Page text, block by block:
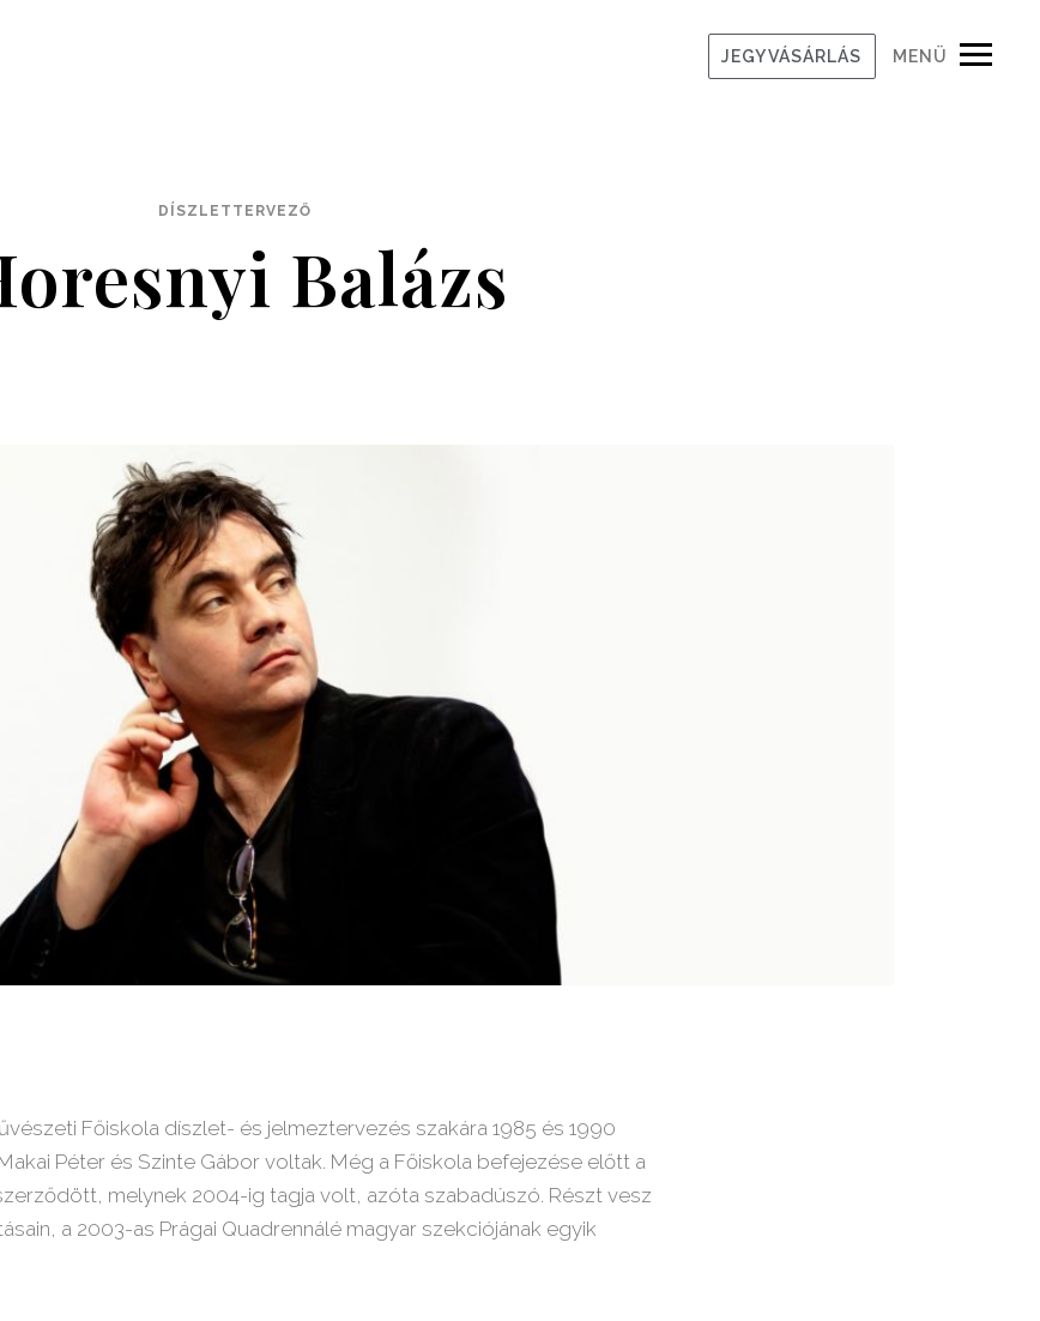
JEGYVÁSÁRLÁS MENÜ
DÍSZLETTERVEZŐ
Balázs
Főiskola díszlet- és jelmeztervezés szakára 1985 és 1990
Péter és Szinte Gábor voltak. Még a Főiskola befejezése előtt a
melynek 2004-ig tagja volt, azóta szabadúszó. Részt vesz
a 2003-as Prágai Quadrennálé magyar szekciójának egyik